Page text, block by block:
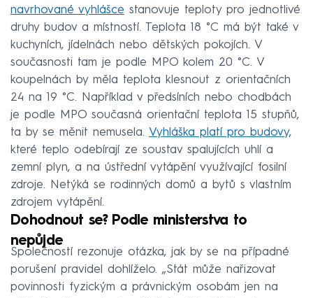
navrhované vyhlášce stanovuje teploty pro jednotlivé
druhy budov a místností. Teplota 18 °C má být také v
kuchyních, jídelnách nebo dětských pokojích. V
současnosti tam je podle MPO kolem 20 °C. V
koupelnách by měla teplota klesnout z orientačních
24 na 19 °C. Například v předsíních nebo chodbách
je podle MPO současná orientační teplota 15 stupňů,
ta by se měnit nemusela. Vyhláška platí pro budovy,
které teplo odebírají ze soustav spalujících uhlí a
zemní plyn, a na ústřední vytápění využívající fosilní
zdroje. Netýká se rodinných domů a bytů s vlastním
zdrojem vytápění.
Dohodnout se? Podle ministerstva to
nepůjde
Společností rezonuje otázka, jak by se na případné
porušení pravidel dohlíželo. „Stát může nařizovat
povinnosti fyzickým a právnickým osobám jen na